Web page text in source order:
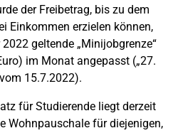
der Freibetrag, bis zu dem
Einkommen erzielen können,
geltende „Minijobgrenze“
im Monat angepasst („27.
15.7.2022).
für Studierende liegt derzeit
Wohnpauschale für diejenigen,